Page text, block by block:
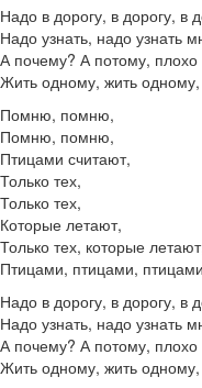
Надо в дорогу, в дорогу, в
Надо узнать, надо узнать
А почему? А потому, плохо
Жить одному, жить
Помню, помню,
Помню, помню,
Птицами считают,
Только тех,
Только тех,
Которые летают,
Только тех, которые
Птицами, птицами,
Надо в дорогу, в дорогу, в
Надо узнать, надо узнать
А почему? А потому, плохо
Жить одному, жить